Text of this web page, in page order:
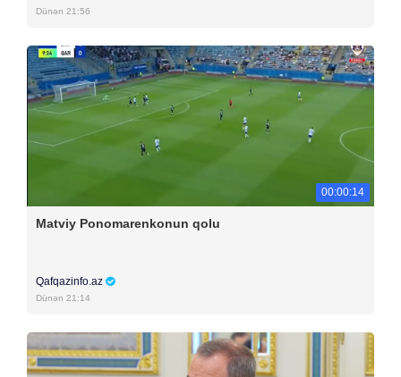
Dünən 21:56
00:00:14
Matviy Ponomarenkonun qolu
Qafqazinfo.az
Dünən 21:14